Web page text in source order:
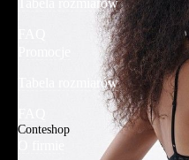
Tabela rozmiarów
Tabela rozmiarów
Conteshop